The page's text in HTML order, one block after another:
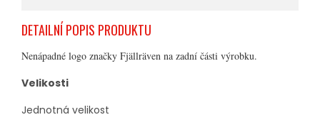
DETAILNÍ POPIS PRODUKTU
Nenápadné logo značky Fjällräven na zadní části výrobku.
Velikosti
Jednotná velikost